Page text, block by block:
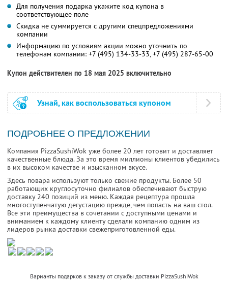
Для получения подарка укажите код купона в
соответствующее поле
Скидка не суммируется с другими спецпредложениями
компании
Информацию по условиям акции можно уточнить по
телефонам компании: +7 (495) 134-33-33, +7 (495) 287-65-00
Купон действителен по 18 мая 2025 включительно
Узнай, как воспользоваться купоном
ПОДРОБНЕЕ О ПРЕДЛОЖЕНИИ
Компания PizzaSushiWok уже более 20 лет готовит и доставляет
качественные блюда. За это время миллионы клиентов убедились
в их высоком качестве и изысканном вкусе.
Здесь повара используют только свежие продукты. Более 50
работающих круглосуточно филиалов обеспечивают быструю
доставку 240 позиций из меню. Каждая рецептура прошла
многоступенчатую дегустацию прежде, чем попасть на ваш стол.
Все эти преимущества в сочетании с доступными ценами и
вниманием к каждому клиенту сделали компанию одним из
лидеров рынка доставки свежеприготовленной еды.
Варианты подарков к заказу от службы доставки PizzaSushiWok